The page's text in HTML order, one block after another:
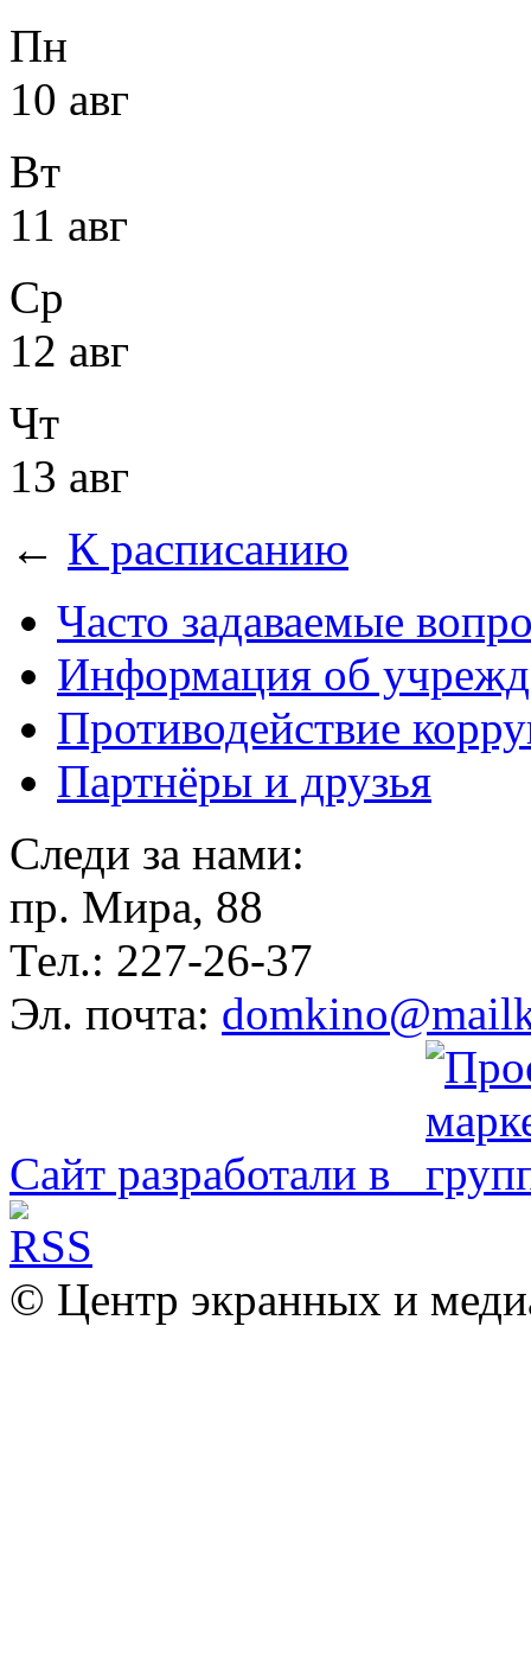
Пн
10 авг
Вт
11 авг
Ср
12 авг
Чт
13 авг
← К расписанию
Часто задаваемые
Информация об
Противодействие
Партнёры и друзья
Следи за нами:
пр. Мира, 88
Тел.: 227-26-37
Эл. почта:
Сайт разработали в
© Центр экранных и